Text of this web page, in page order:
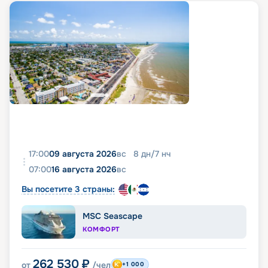
17:0009 августа 2026вс 8 дн/7 нч
07:0016 августа 2026вс
Вы посетите 3 страны:
MSC Seascape
КОМФОРТ
от 262 530 ₽ /чел +1 000